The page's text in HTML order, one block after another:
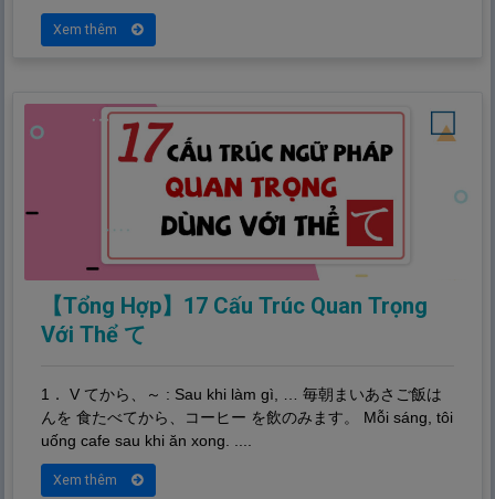
Xem thêm
【Tổng Hợp】17 Cấu Trúc Quan Trọng
Với Thể て
1． V てから、～ : Sau khi làm gì, …毎朝 まいあさご飯は
んを食たべてから、コーヒー を飲のみます。 Mỗi sáng, tôi
uống cafe sau khi ăn xong. ....
Xem thêm